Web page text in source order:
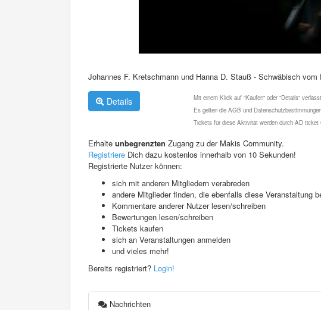
Johannes F. Kretschmann und Hanna D. Stauß - Schwäbisch
Details
Mit einem Klick auf "Kaufen" oder "Details"
Es gelten die AGB und
Tickets für diese Aktivität werden durch AD ticket
Erhalte unbegrenzten Zugang zu der Makis Community.
Registriere Dich dazu kostenlos innerhalb von 10 Sekunden!
Registrierte Nutzer können:
sich mit anderen Mitgliedern verabreden
andere Mitglieder finden, die ebenfalls diese Veranstaltung
Kommentare anderer Nutzer lesen/schreiben
Bewertungen lesen/schreiben
Tickets kaufen
sich an Veranstaltungen anmelden
und vieles mehr!
Bereits registriert? Login!
Nachrichten